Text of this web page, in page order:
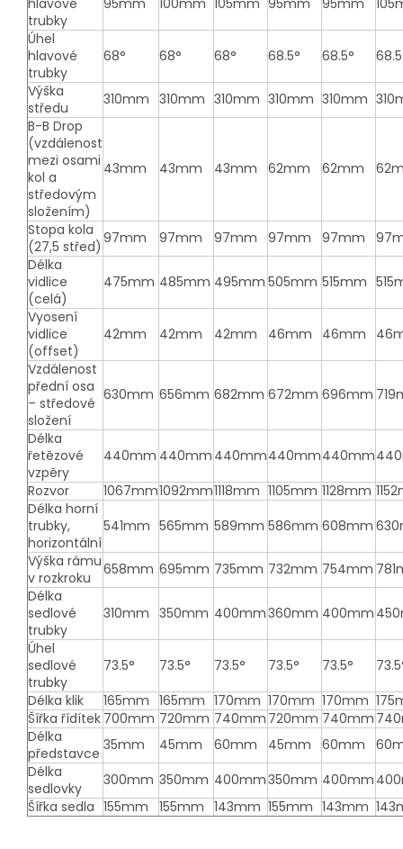
hlavové
trubky
95mm 100mm 105mm 95mm 95mm
Úhel
hlavové
trubky
68° 68° 68° 68.5° 68.5°
Výška
středu
310mm 310mm 310mm 310mm 310mm
B-B Drop
(vzdálenost
mezi osami
kol a
středovým
složením)
43mm 43mm 43mm 62mm 62mm
Stopa kola
(27,5 střed) 97mm 97mm 97mm 97mm 97mm
Délka
vidlice
(celá)
475mm 485mm 495mm 505mm 515mm
Vyosení
vidlice
(offset)
42mm 42mm 42mm 46mm 46mm
Vzdálenost
přední osa
– středové
složení
630mm 656mm 682mm 672mm 696mm
Délka
řetězové
vzpěry
440mm 440mm 440mm440mm440mm
Rozvor
1067mm1092mm1118mm 1105mm 1128mm
Délka horní
trubky,
horizontální
541mm 565mm 589mm 586mm 608mm
Výška rámu
v rozkroku
658mm 695mm 735mm 732mm 754mm
Délka
sedlové
trubky
310mm 350mm 400mm360mm 400mm
Úhel
sedlové
trubky
73.5° 73.5° 73.5° 73.5° 73.5°
Délka klik
165mm 165mm 170mm 170mm 170mm
Šířka řídítek 700mm 720mm 740mm 720mm 740mm
Délka
představce 35mm 45mm 60mm 45mm 60mm
Délka
sedlovky
300mm 350mm 400mm350mm 400mm
Šířka sedla 155mm 155mm 143mm 155mm 143mm